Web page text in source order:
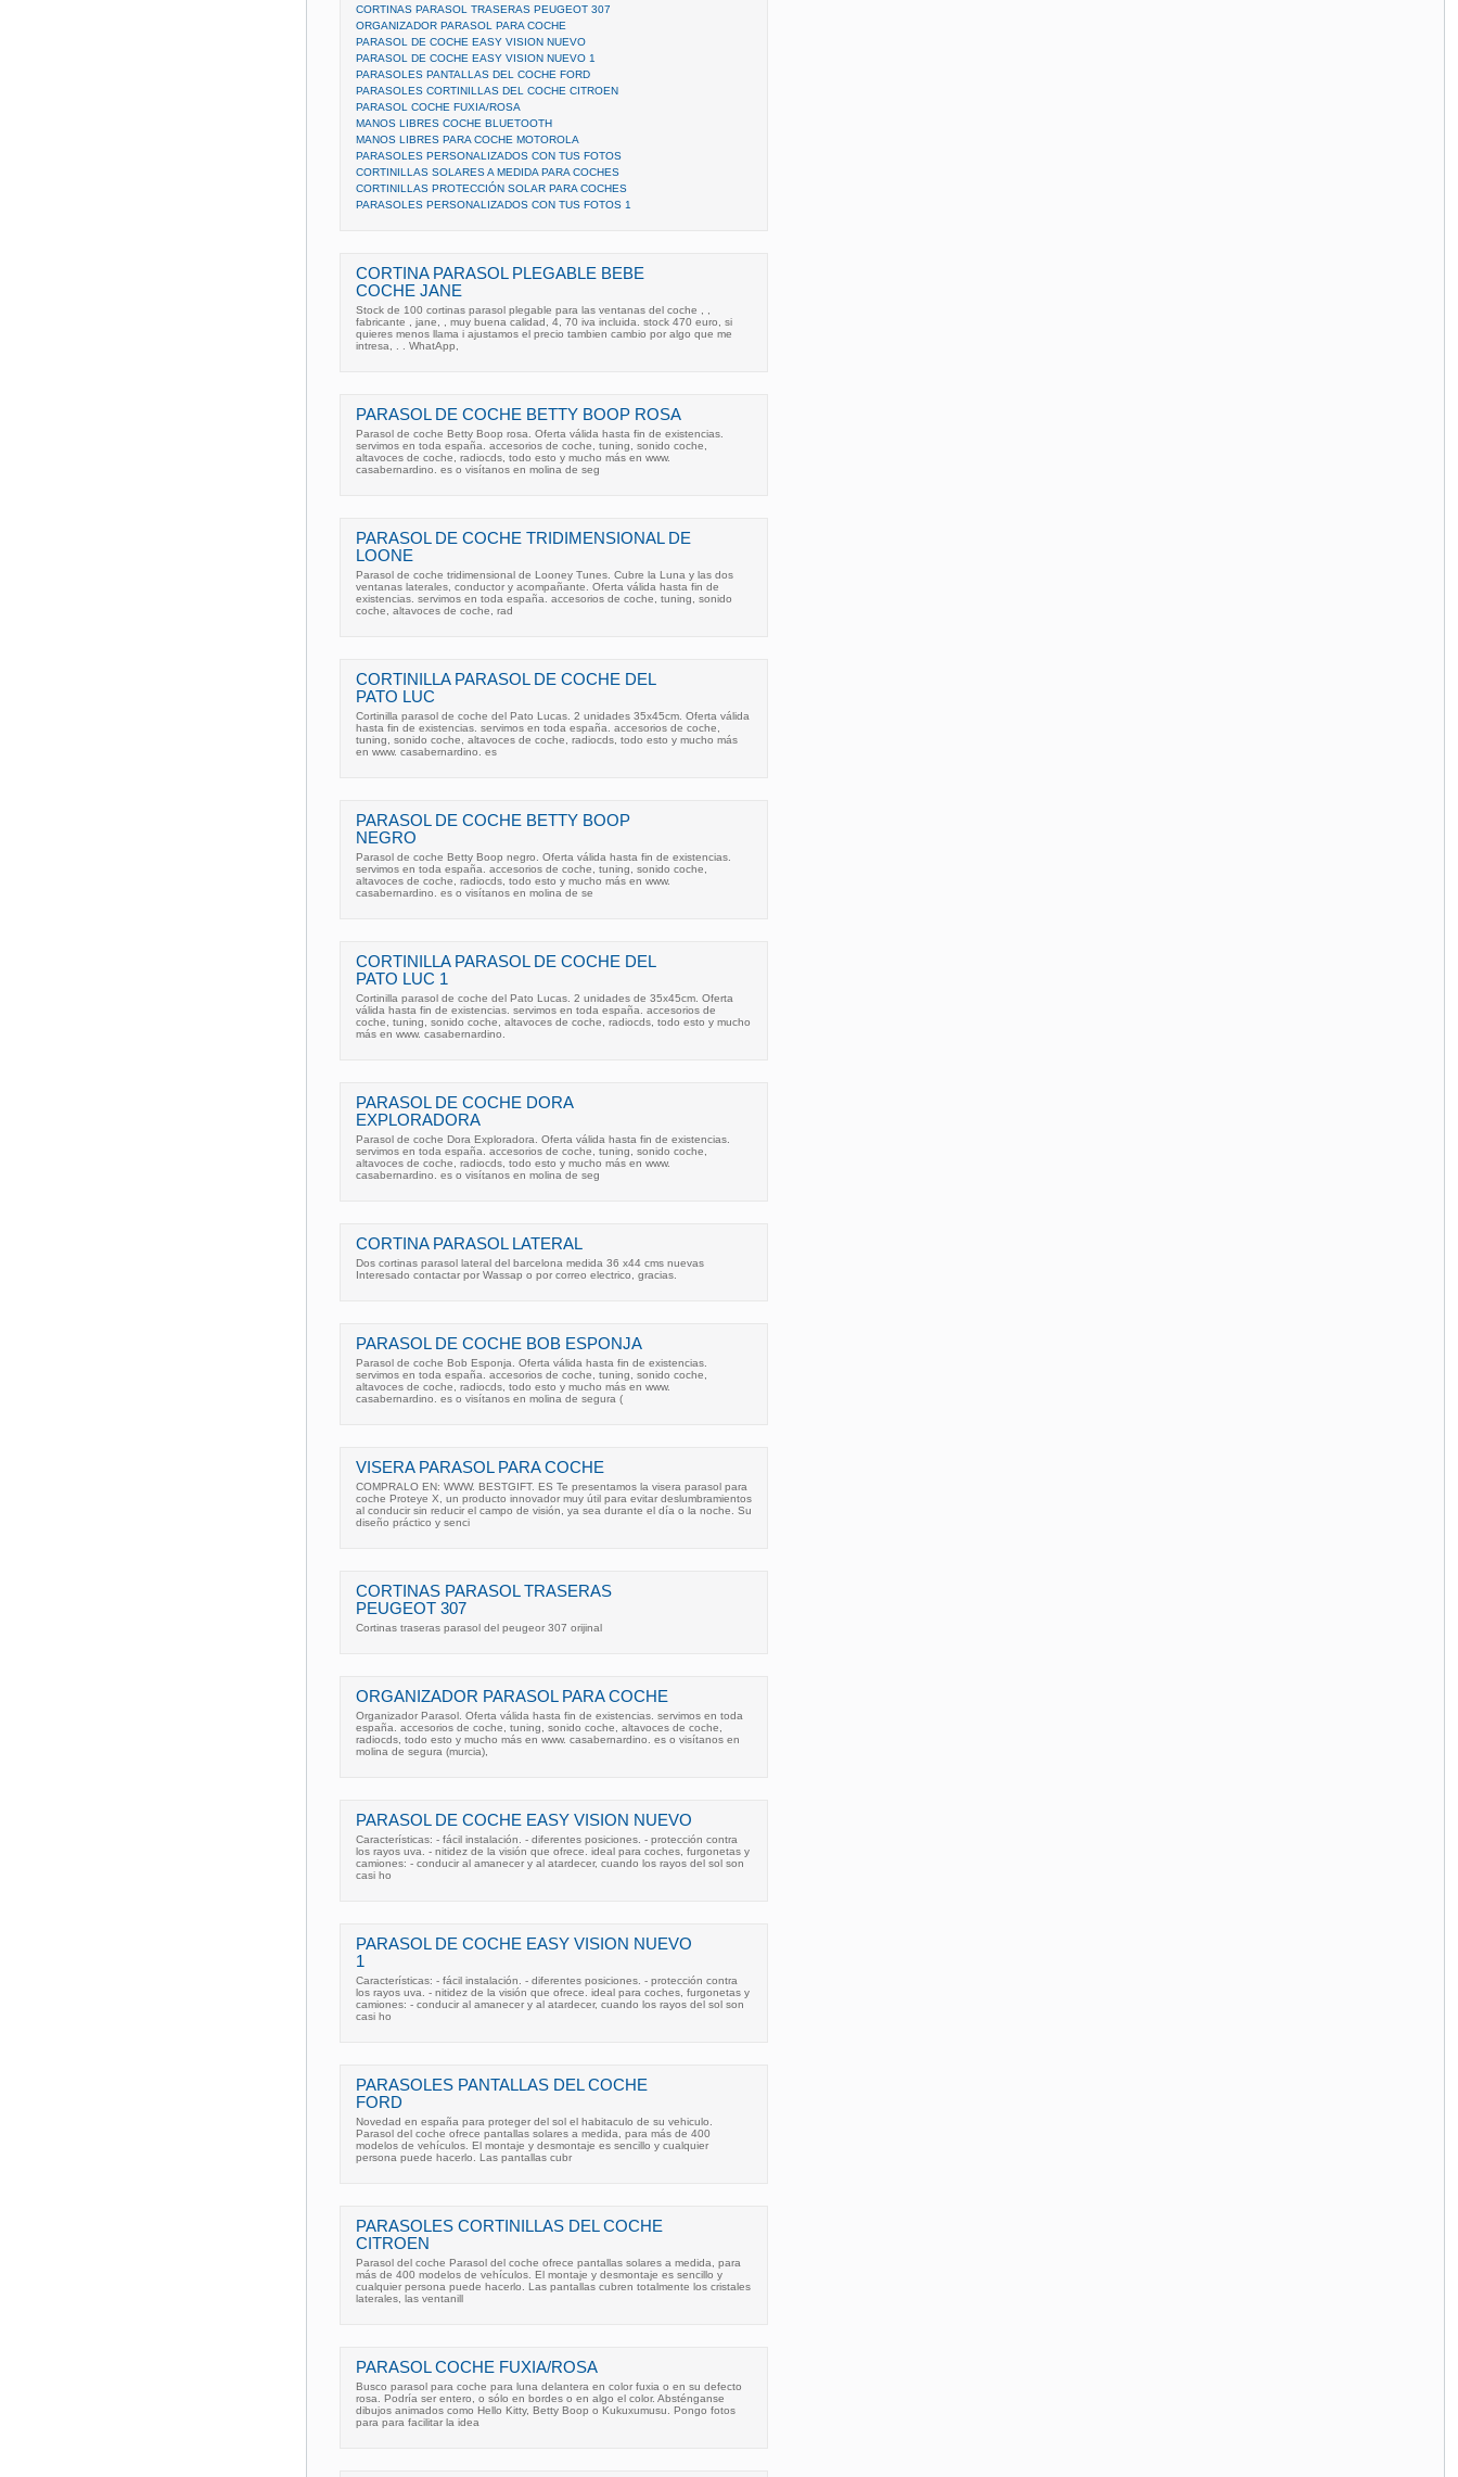
CORTINAS PARASOL TRASERAS PEUGEOT 307
ORGANIZADOR PARASOL PARA COCHE
PARASOL DE COCHE EASY VISION NUEVO
PARASOL DE COCHE EASY VISION NUEVO 1
PARASOLES PANTALLAS DEL COCHE FORD
PARASOLES CORTINILLAS DEL COCHE CITROEN
PARASOL COCHE FUXIA/ROSA
MANOS LIBRES COCHE BLUETOOTH
MANOS LIBRES PARA COCHE MOTOROLA
PARASOLES PERSONALIZADOS CON TUS FOTOS
CORTINILLAS SOLARES A MEDIDA PARA COCHES
CORTINILLAS PROTECCIÓN SOLAR PARA COCHES
PARASOLES PERSONALIZADOS CON TUS FOTOS 1
CORTINA PARASOL PLEGABLE BEBE
COCHE JANE
Stock de 100 cortinas parasol plegable para las ventanas del coche , ,
fabricante , jane, , muy buena calidad, 4, 70 iva incluida. stock 470 euro, si
quieres menos llama i ajustamos el precio tambien cambio por algo que me
intresa, . . WhatApp,
PARASOL DE COCHE BETTY BOOP ROSA
Parasol de coche Betty Boop rosa . Oferta válida hasta fin de existencias.
servimos en toda españa. accesorios de coche, tuning, sonido coche,
altavoces de coche, radiocds, todo esto y mucho más en www.
casabernardino. es o visítanos en molina de seg
PARASOL DE COCHE TRIDIMENSIONAL DE
LOONE
Parasol de coche tridimensional de Looney Tunes . Cubre la Luna y las dos
ventanas laterales, conductor y acompañante. Oferta válida hasta fin de
existencias. servimos en toda españa. accesorios de coche, tuning, sonido
coche, altavoces de coche, rad
CORTINILLA PARASOL DE COCHE DEL
PATO LUC
Cortinilla parasol de coche del Pato Lucas. 2 unidades 35x45cm. Oferta válida
hasta fin de existencias. servimos en toda españa. accesorios de coche,
tuning, sonido coche, altavoces de coche, radiocds, todo esto y mucho más
en www. casabernardino. es
PARASOL DE COCHE BETTY BOOP
NEGRO
Parasol de coche Betty Boop negro . Oferta válida hasta fin de existencias.
servimos en toda españa. accesorios de coche, tuning, sonido coche,
altavoces de coche, radiocds, todo esto y mucho más en www.
casabernardino. es o visítanos en molina de se
CORTINILLA PARASOL DE COCHE DEL
PATO LUC 1
Cortinilla parasol de coche del Pato Lucas. 2 unidades de 35x45cm. Oferta
válida hasta fin de existencias. servimos en toda españa. accesorios de
coche, tuning, sonido coche, altavoces de coche, radiocds, todo esto y mucho
más en www. casabernardino.
PARASOL DE COCHE DORA
EXPLORADORA
Parasol de coche Dora Exploradora. Oferta válida hasta fin de existencias.
servimos en toda españa. accesorios de coche, tuning, sonido coche,
altavoces de coche, radiocds, todo esto y mucho más en www.
casabernardino. es o visítanos en molina de seg
CORTINA PARASOL LATERAL
Dos cortinas parasol lateral del barcelona medida 36 x44 cms nuevas
Interesado contactar por Wassap o por correo electrico, gracias.
PARASOL DE COCHE BOB ESPONJA
Parasol de coche Bob Esponja. Oferta válida hasta fin de existencias.
servimos en toda españa. accesorios de coche, tuning, sonido coche,
altavoces de coche, radiocds, todo esto y mucho más en www.
casabernardino. es o visítanos en molina de segura (
VISERA PARASOL PARA COCHE
COMPRALO EN: WWW. BESTGIFT. ES Te presentamos la visera parasol para
coche Proteye X, un producto innovador muy útil para evitar deslumbramientos
al conducir sin reducir el campo de visión, ya sea durante el día o la noche. Su
diseño práctico y senci
CORTINAS PARASOL TRASERAS
PEUGEOT 307
Cortinas traseras parasol del peugeor 307 orijinal
ORGANIZADOR PARASOL PARA COCHE
Organizador Parasol. Oferta válida hasta fin de existencias. servimos en toda
españa. accesorios de coche, tuning, sonido coche, altavoces de coche,
radiocds, todo esto y mucho más en www. casabernardino. es o visítanos en
molina de segura (murcia),
PARASOL DE COCHE EASY VISION NUEVO
Características: - fácil instalación. - diferentes posiciones. - protección contra
los rayos uva. - nitidez de la visión que ofrece. ideal para coches, furgonetas y
camiones: - conducir al amanecer y al atardecer, cuando los rayos del sol son
casi ho
PARASOL DE COCHE EASY VISION NUEVO
1
Características: - fácil instalación. - diferentes posiciones. - protección contra
los rayos uva. - nitidez de la visión que ofrece. ideal para coches, furgonetas y
camiones: - conducir al amanecer y al atardecer, cuando los rayos del sol son
casi ho
PARASOLES PANTALLAS DEL COCHE
FORD
Novedad en españa para proteger del sol el habitaculo de su vehiculo.
Parasol del coche ofrece pantallas solares a medida, para más de 400
modelos de vehículos. El montaje y desmontaje es sencillo y cualquier
persona puede hacerlo. Las pantallas cubr
PARASOLES CORTINILLAS DEL COCHE
CITROEN
Parasol del coche Parasol del coche ofrece pantallas solares a medida, para
más de 400 modelos de vehículos. El montaje y desmontaje es sencillo y
cualquier persona puede hacerlo. Las pantallas cubren totalmente los cristales
laterales, las ventanill
PARASOL COCHE FUXIA/ROSA
Busco parasol para coche para luna delantera en color fuxia o en su defecto
rosa. Podría ser entero, o sólo en bordes o en algo el color. Absténganse
dibujos animados como Hello Kitty, Betty Boop o Kukuxumusu. Pongo fotos
para para facilitar la idea